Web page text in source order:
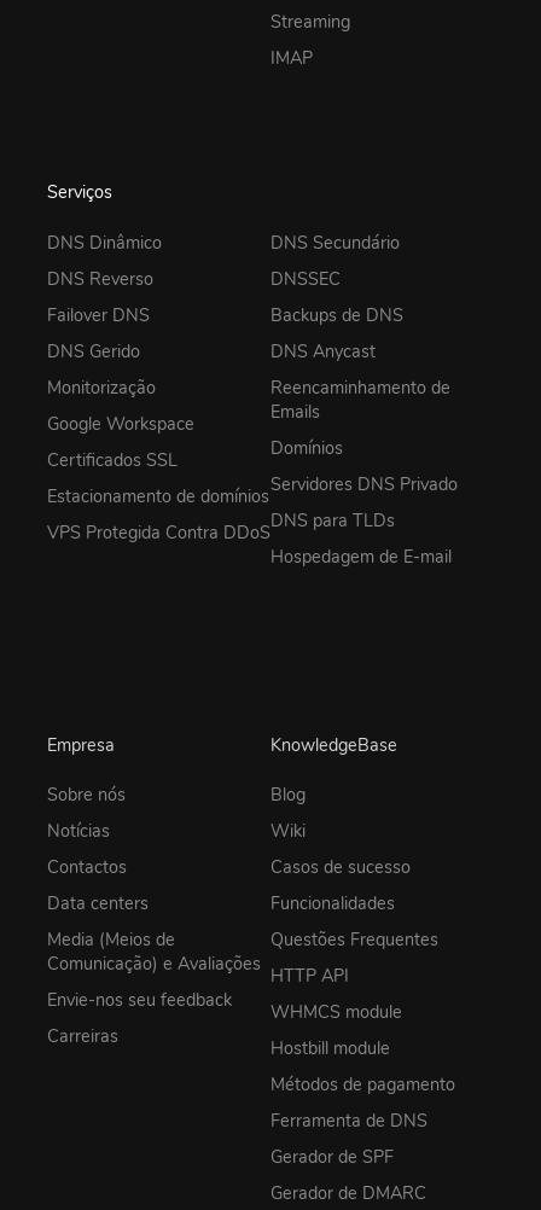
Streaming
IMAP
Serviços
DNS Dinâmico
DNS Reverso
Failover DNS
DNS Gerido
Monitorização
Google Workspace
Certificados SSL
Estacionamento de domínios
VPS Protegida Contra DDoS
DNS Secundário
DNSSEC
Backups de DNS
DNS Anycast
Reencaminhamento de
Emails
Domínios
Servidores DNS Privado
DNS para TLDs
Hospedagem de E-mail
Empresa
Sobre nós
Notícias
Contactos
Data centers
Media (Meios de
Comunicação) e Avaliações
Envie-nos seu feedback
Carreiras
KnowledgeBase
Blog
Wiki
Casos de sucesso
Funcionalidades
Questões Frequentes
HTTP API
WHMCS module
Hostbill module
Métodos de pagamento
Ferramenta de DNS
Gerador de SPF
Gerador de DMARC